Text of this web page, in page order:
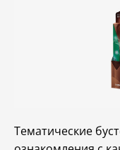
Тематические